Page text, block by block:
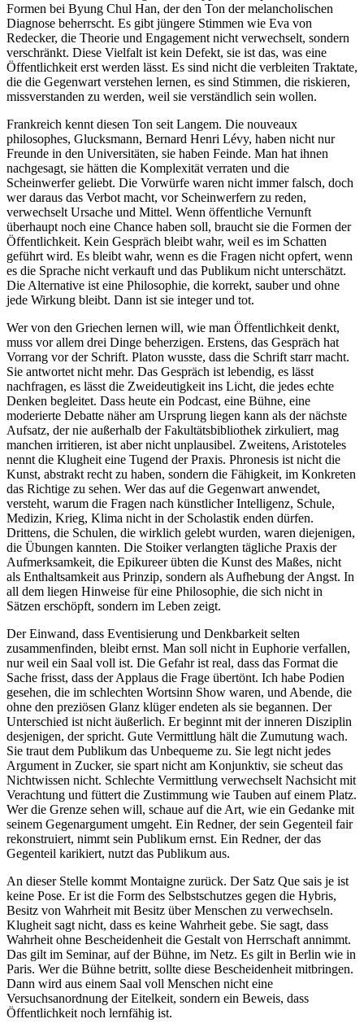
Formen bei Byung Chul Han, der den Ton der melancholischen
Diagnose beherrscht. Es gibt jüngere Stimmen wie Eva von
Redecker, die Theorie und Engagement nicht verwechselt, sondern
verschränkt. Diese Vielfalt ist kein Defekt, sie ist das, was eine
Öffentlichkeit erst werden lässt. Es sind nicht die verbleiten Traktate,
die die Gegenwart verstehen lernen, es sind Stimmen, die riskieren,
missverstanden zu werden, weil sie verständlich sein wollen.
Frankreich kennt diesen Ton seit Langem. Die nouveaux
philosophes, Glucksmann, Bernard Henri Lévy, haben nicht nur
Freunde in den Universitäten, sie haben Feinde. Man hat ihnen
nachgesagt, sie hätten die Komplexität verraten und die
Scheinwerfer geliebt. Die Vorwürfe waren nicht immer falsch, doch
wer daraus das Verbot macht, vor Scheinwerfern zu reden,
verwechselt Ursache und Mittel. Wenn öffentliche Vernunft
überhaupt noch eine Chance haben soll, braucht sie die Formen der
Öffentlichkeit. Kein Gespräch bleibt wahr, weil es im Schatten
geführt wird. Es bleibt wahr, wenn es die Fragen nicht opfert, wenn
es die Sprache nicht verkauft und das Publikum nicht unterschätzt.
Die Alternative ist eine Philosophie, die korrekt, sauber und ohne
jede Wirkung bleibt. Dann ist sie integer und tot.
Wer von den Griechen lernen will, wie man Öffentlichkeit denkt,
muss vor allem drei Dinge beherzigen. Erstens, das Gespräch hat
Vorrang vor der Schrift. Platon wusste, dass die Schrift starr macht.
Sie antwortet nicht mehr. Das Gespräch ist lebendig, es lässt
nachfragen, es lässt die Zweideutigkeit ins Licht, die jedes echte
Denken begleitet. Dass heute ein Podcast, eine Bühne, eine
moderierte Debatte näher am Ursprung liegen kann als der nächste
Aufsatz, der nie außerhalb der Fakultätsbibliothek zirkuliert, mag
manchen irritieren, ist aber nicht unplausibel. Zweitens, Aristoteles
nennt die Klugheit eine Tugend der Praxis. Phronesis ist nicht die
Kunst, abstrakt recht zu haben, sondern die Fähigkeit, im Konkreten
das Richtige zu sehen. Wer das auf die Gegenwart anwendet,
versteht, warum die Fragen nach künstlicher Intelligenz, Schule,
Medizin, Krieg, Klima nicht in der Scholastik enden dürfen.
Drittens, die Schulen, die wirklich gelebt wurden, waren diejenigen,
die Übungen kannten. Die Stoiker verlangten tägliche Praxis der
Aufmerksamkeit, die Epikureer übten die Kunst des Maßes, nicht
als Enthaltsamkeit aus Prinzip, sondern als Aufhebung der Angst. In
all dem liegen Hinweise für eine Philosophie, die sich nicht in
Sätzen erschöpft, sondern im Leben zeigt.
Der Einwand, dass Eventisierung und Denkbarkeit selten
zusammenfinden, bleibt ernst. Man soll nicht in Euphorie verfallen,
nur weil ein Saal voll ist. Die Gefahr ist real, dass das Format die
Sache frisst, dass der Applaus die Frage übertönt. Ich habe Podien
gesehen, die im schlechten Wortsinn Show waren, und Abende, die
ohne den preziösen Glanz klüger endeten als sie begannen. Der
Unterschied ist nicht äußerlich. Er beginnt mit der inneren Disziplin
desjenigen, der spricht. Gute Vermittlung hält die Zumutung wach.
Sie traut dem Publikum das Unbequeme zu. Sie legt nicht jedes
Argument in Zucker, sie spart nicht am Konjunktiv, sie scheut das
Nichtwissen nicht. Schlechte Vermittlung verwechselt Nachsicht mit
Verachtung und füttert die Zustimmung wie Tauben auf einem Platz.
Wer die Grenze sehen will, schaue auf die Art, wie ein Gedanke mit
seinem Gegenargument umgeht. Ein Redner, der sein Gegenteil fair
rekonstruiert, nimmt sein Publikum ernst. Ein Redner, der das
Gegenteil karikiert, nutzt das Publikum aus.
An dieser Stelle kommt Montaigne zurück. Der Satz Que sais je ist
keine Pose. Er ist die Form des Selbstschutzes gegen die Hybris,
Besitz von Wahrheit mit Besitz über Menschen zu verwechseln.
Klugheit sagt nicht, dass es keine Wahrheit gebe. Sie sagt, dass
Wahrheit ohne Bescheidenheit die Gestalt von Herrschaft annimmt.
Das gilt im Seminar, auf der Bühne, im Netz. Es gilt in Berlin wie in
Paris. Wer die Bühne betritt, sollte diese Bescheidenheit mitbringen.
Dann wird aus einem Saal voll Menschen nicht eine
Versuchsanordnung der Eitelkeit, sondern ein Beweis, dass
Öffentlichkeit noch lernfähig ist.